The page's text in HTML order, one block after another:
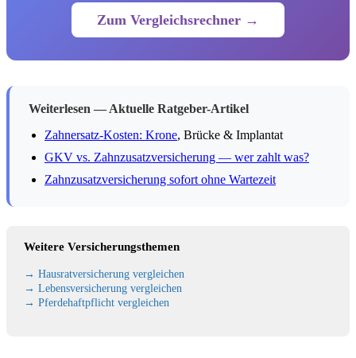
Zum Vergleichsrechner →
Weiterlesen — Aktuelle Ratgeber-Artikel
Zahnersatz-Kosten: Krone, Brücke & Implantat
GKV vs. Zahnzusatzversicherung — wer zahlt was?
Zahnzusatzversicherung sofort ohne Wartezeit
Weitere Versicherungsthemen
→ Hausratversicherung vergleichen
→ Lebensversicherung vergleichen
→ Pferdehaftpflicht vergleichen